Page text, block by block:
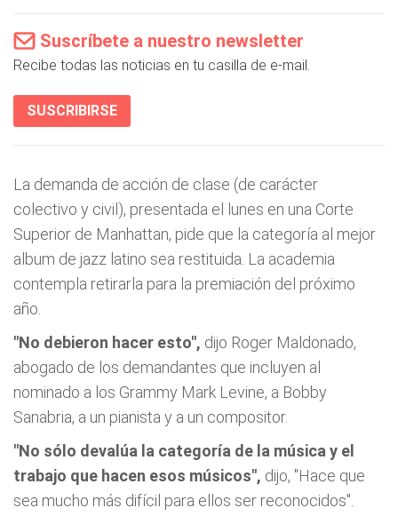
Suscríbete a nuestro newsletter
Recibe todas las noticias en tu casilla de e-mail.
SUSCRIBIRSE
La demanda de acción de clase (de carácter
colectivo y civil), presentada el lunes en una Corte
Superior de Manhattan, pide que la categoría al mejor
album de jazz latino sea restituida. La academia
contempla retirarla para la premiación del próximo
año.
"No debieron hacer esto", dijo Roger Maldonado,
abogado de los demandantes que incluyen al
nominado a los Grammy Mark Levine, a Bobby
Sanabria, a un pianista y a un compositor.
"No sólo devalúa la categoría de la música y el
trabajo que hacen esos músicos", dijo, "Hace que
sea mucho más difícil para ellos ser reconocidos".